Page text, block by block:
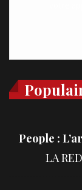
People :